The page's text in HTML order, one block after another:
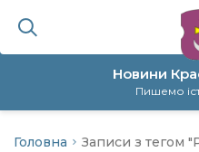
Новини
Пишемо
політика
Головна Записи з тегом